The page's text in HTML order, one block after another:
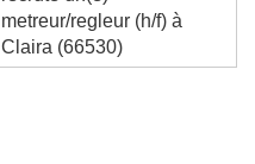
recrute un(e)
metreur/regleur (h/f) à
Claira (66530)